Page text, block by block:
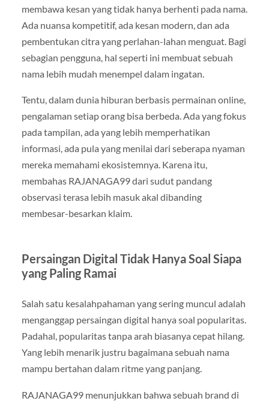
membawa kesan yang tidak hanya berhenti pada nama.
Ada nuansa kompetitif, ada kesan modern, dan ada
pembentukan citra yang perlahan-lahan menguat. Bagi
sebagian pengguna, hal seperti ini membuat sebuah
nama lebih mudah menempel dalam ingatan.
Tentu, dalam dunia hiburan berbasis permainan online,
pengalaman setiap orang bisa berbeda. Ada yang fokus
pada tampilan, ada yang lebih memperhatikan
informasi, ada pula yang menilai dari seberapa nyaman
mereka memahami ekosistemnya. Karena itu,
membahas RAJANAGA99 dari sudut pandang
observasi terasa lebih masuk akal dibanding
membesar-besarkan klaim.
Persaingan Digital Tidak Hanya Soal Siapa
yang Paling Ramai
Salah satu kesalahpahaman yang sering muncul adalah
menganggap persaingan digital hanya soal popularitas.
Padahal, popularitas tanpa arah biasanya cepat hilang.
Yang lebih menarik justru bagaimana sebuah nama
mampu bertahan dalam ritme yang panjang.
RAJANAGA99 menunjukkan bahwa sebuah brand di